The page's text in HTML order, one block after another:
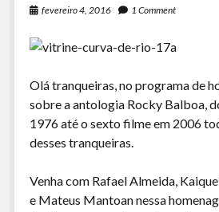
fevereiro 4, 2016 1 Comment
Olá tranqueiras, no programa de
sobre a antologia Rocky Balboa,
1976 até o sexto filme em 2006
desses tranqueiras.
Venha com Rafael Almeida,
e Mateus Mantoan nessa